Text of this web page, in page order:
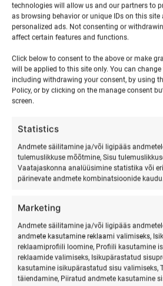
technologies will allow us and our partners to
as browsing behavior or unique IDs on this site
personalized ads. Not consenting or
affect certain features and functions.
Click below to consent to the above or make
will be applied to this site only. You can
including withdrawing your consent, by using
Policy, or by clicking on the manage consent
screen.
Statistics
Andmete säilitamine ja/või ligipääs
tulemuslikkuse mõõtmine, Sisu
Vaatajaskonna analüüsimine statistika või
pärinevate andmete kombinatsioonide kaudu.
Marketing
Andmete säilitamine ja/või ligipääs
andmete kasutamine reklaami valimiseks,
reklaamiprofiili loomine, Profiili kasutamine
reklaamide valimiseks, Isikupärastatud
kasutamine isikupärastatud sisu valimiseks,
täiendamine, Piiratud andmete kasutamine
võtta – vastavalt valikule).
Võimalus tulla oma telgiga
Toitlustust 3 korda päevas
Kogenud treenerite
tagamist.
Kogu Ranna Surfiküla
Hinnad alates 55 € / osaleja (1 öö, 3
3- ja 4-päevaste pakettide hinnad
küsi personaalset pakkumist!
Lisainfo ja broneerimine:
Klassireis, mis jääb meelde kogu
Hiiumaa surfielamus oma klassiga!
Rohkem infot allpool